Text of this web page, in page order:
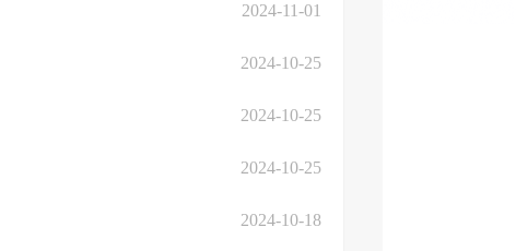
2024-11-01
2024-10-25
2024-10-25
2024-10-25
2024-10-18